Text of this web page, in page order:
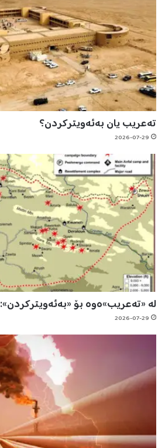
تەعریب یان بەئەویترکردن؟
2026-07-29
لە «تەعریب»ەوە بۆ «بەئەویترکردن»:
2026-07-29